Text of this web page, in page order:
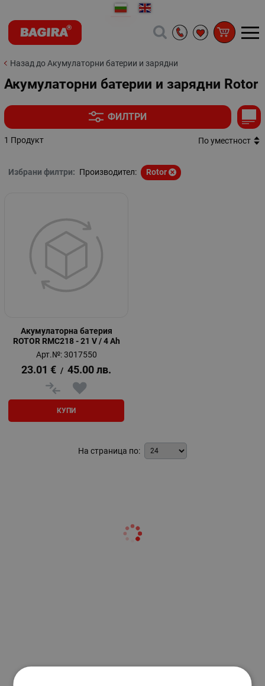
Назад до Акумулаторни батерии и зарядни
Акумулаторни батерии и зарядни Rotor
ФИЛТРИ
1 Продукт По уместност
Избрани филтри: Производител: Rotor
Акумулаторна батерия
ROTOR RMC218 - 21 V / 4 Ah
Арт.№: 3017550
23.01 € / 45.00 лв.
КУПИ
На страница по: